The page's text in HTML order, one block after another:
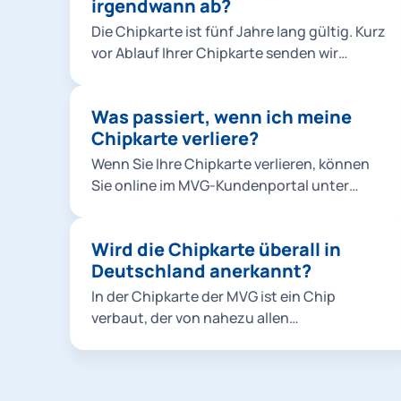
Geburtsdatum gespeichert.
Selbstverständlich behandeln wir alle Daten
vertraulich. Die Datenübertragung erfolgt in
irgendwann ab?
Die Chipkarte ist fünf Jahre lang gültig. Kurz
vor Ablauf Ihrer Chipkarte senden wir
abgelaufene Chipkarte bedeutet nicht, dass
Ihr bestehendes Abo gekündigt wurde.
Was passiert, wenn ich meine
Chipkarte verliere?
Wenn Sie Ihre Chipkarte verlieren, können
Sie online im MVG-Kundenportal unter
Post. Die alte Chipkarte wird automatisch
gesperrt. Die Ersatzkarte kostet 15 Euro.
Wird die Chipkarte überall in
Deutschland anerkannt?
In der Chipkarte der MVG ist ein Chip
verbaut, der von nahezu allen